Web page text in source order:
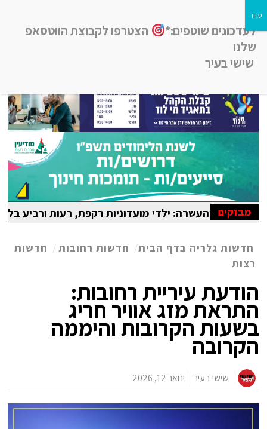
חדשות רמלה לוד, חדשות רחובות, חדשות נס-ציונה והסביבה
מבזקים
והעשרה: ילדי מועדוניות רקפת, רעות ורביע בלוד נהנו
חדשות גלריה בדף הבית/ חדשות רחובות/ חדשות
רצות
הודעת עיריית רחובות:
התראת מזג אוויר חריג
בשעות הקרובות והיממה
הקרובה
שישי בעיר ינואר 12, 2026
לעדכונים שוטפים:*
הצטרפו לקבוצת הווטסאפ
שלנו
שישי בעיר